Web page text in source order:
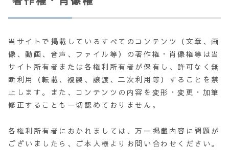
当サイトで掲載しているすべてのコンテンツ（文章、画
像、動画、音声、ファイル等）の著作権・肖像権等は当
サイト所有者または各権利所有者が保有し、許可なく無
断利用（転載、複製、譲渡、二次利用等）することを禁
止します。また、コンテンツの内容を変形・変更・加筆
修正することも一切認めておりません。
各権利所有者におかれましては、万一掲載内容に問題が
ございましたら、ご本人様よりお問い合わせください。